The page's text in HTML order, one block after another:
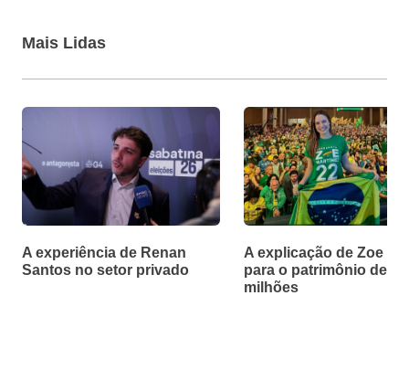
Mais Lidas
A experiência de Renan
Santos no setor privado
A explicação de Zoe
para o patrimônio de
milhões